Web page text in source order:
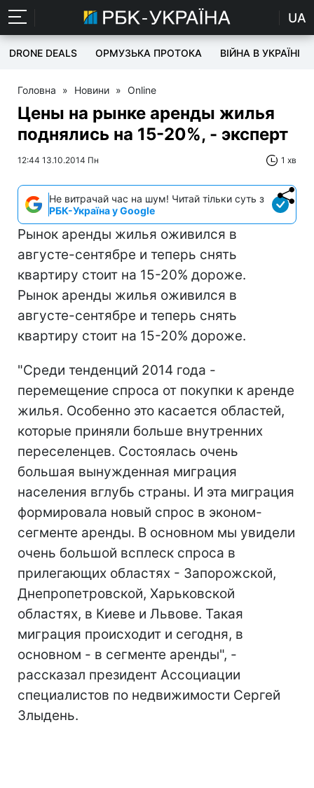
UA
DRONE DEALS ОРМУЗЬКА ПРОТОКА ВІЙНА В УКРАЇНІ
Головна » Новини » Online
Цены на рынке аренды жилья
поднялись на 15-20%, - эксперт
12:44 13.10.2014 Пн 1 хв
Не витрачай час на шум! Читай тільки суть з
РБК-Україна у Google
Рынок аренды жилья оживился в
августе-сентябре и теперь снять
квартиру стоит на 15-20% дороже.
Рынок аренды жилья оживился в
августе-сентябре и теперь снять
квартиру стоит на 15-20% дороже.
"Среди тенденций 2014 года -
перемещение спроса от покупки к аренде
жилья. Особенно это касается областей,
которые приняли больше внутренних
переселенцев. Состоялась очень
большая вынужденная миграция
населения вглубь страны. И эта миграция
формировала новый спрос в эконом-
сегменте аренды. В основном мы увидели
очень большой всплеск спроса в
прилегающих областях - Запорожской,
Днепропетровской, Харьковской
областях, в Киеве и Львове. Такая
миграция происходит и сегодня, в
основном - в сегменте аренды", -
рассказал президент Ассоциации
специалистов по недвижимости Сергей
Злыдень.